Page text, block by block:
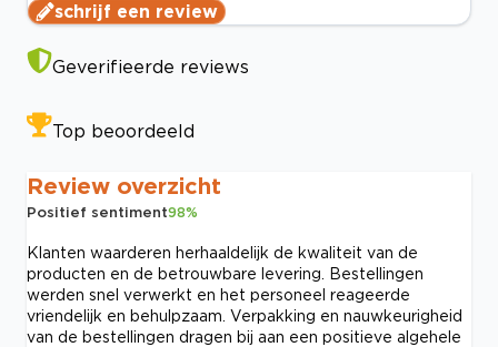
schrijf een review
Geverifieerde reviews
Top beoordeeld
Review overzicht
Positief sentiment98%
Klanten waarderen herhaaldelijk de kwaliteit van de
producten en de betrouwbare levering. Bestellingen
werden snel verwerkt en het personeel reageerde
vriendelijk en behulpzaam. Verpakking en nauwkeurigheid
van de bestellingen dragen bij aan een positieve algehele